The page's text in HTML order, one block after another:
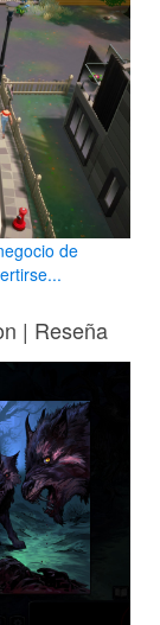
de
| Reseña